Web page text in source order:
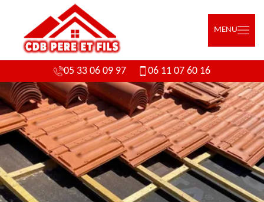
MENU
05 33 06 09 97 06 11 07 60 16